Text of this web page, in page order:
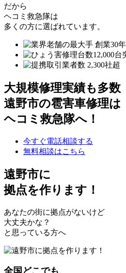
だから
ヘコミ救急隊は
多くの方に選ばれています。
大規模修理実績も多数
遠野市の雹害車修理は
ヘコミ救急隊へ！
今すぐ電話相談する
無料相談はこちら
遠野市に
拠点を作ります！
あなたの街に拠点がないけど
大丈夫かな？
と思っている方へ
全国どこでも、